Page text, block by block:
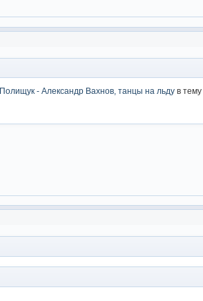
- Александр Вахнов, танцы на льду в тему